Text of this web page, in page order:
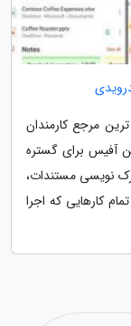
مرجع کارمندان
آفیس برای گستره
نویسی مستندات،
کارهایی که اجرا